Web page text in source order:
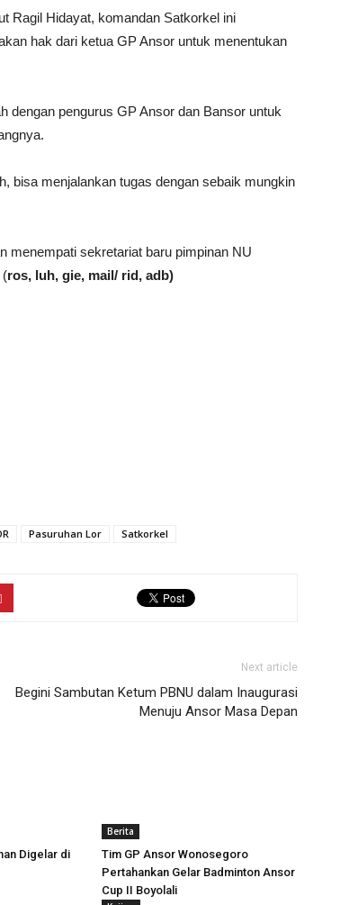
Ragil Hidayat, komandan Satkorkel ini
hak dari ketua GP Ansor untuk menentukan
dengan pengurus GP Ansor dan Bansor untuk
bisa menjalankan tugas dengan sebaik mungkin
menempati sekretariat baru pimpinan NU
(ros, luh, gie, mail/ rid, adb)
Pasuruhan Lor Satkorkel
Next article
Begini Sambutan Ketum PBNU dalam Inaugurasi
Menuju Ansor Masa Depan
Digelar di
Berita
Tim GP Ansor Wonosegoro
Pertahankan Gelar Badminton Ansor
Cup II Boyolali